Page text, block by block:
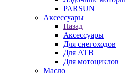
PARSUN
Аксессуары
Назад
Аксессуары
Для снегоходов
Для АТВ
Для мотоциклов
Масло